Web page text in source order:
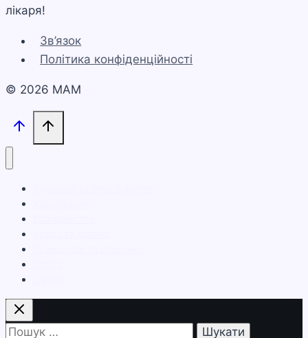
лікаря!
Зв’язок
Політика конфіденційності
© 2026 МАМ
Пошук: